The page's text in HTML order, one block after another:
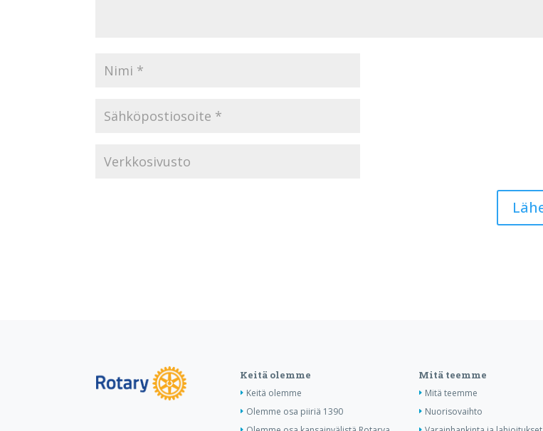
Keitä olemme
Keitä olemme
Olemme osa piiriä 1390
Mitä teemme
Mitä teemme
Nuorisovaihto